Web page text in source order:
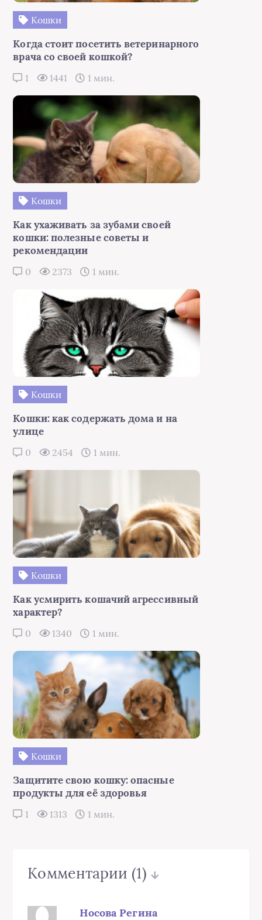
Кошки
Когда стоит посетить ветеринарного
врача со своей кошкой?
1 1441 1 мин.
Кошки
Как ухаживать за зубами своей
кошки: полезные советы и
рекомендации
0 2373 1 мин.
Кошки
Кошки: как содержать дома и на
улице
0 2454 1 мин.
Кошки
Как усмирить кошачий агрессивный
характер?
0 1340 1 мин.
Кошки
Защитите свою кошку: опасные
продукты для её здоровья
1 1313 1 мин.
Комментарии (1)
Носова Регина